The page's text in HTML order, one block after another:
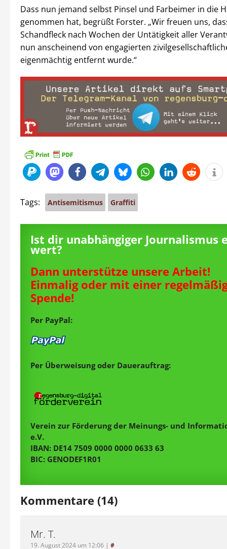
Dass nun jemand selbst Pinsel und Farbeimer in die
genommen hat, begrüßt Forster. „Wir freuen uns,
Schandfleck nach Wochen der Untätigkeit aller
nun anscheinend von engagierten
eigenmächtig entfernt wurde.“
Tags: Antisemitismus Graffiti
Ist dir unabhängiger Journalismus
wert?
Dann unterstütze unsere Arbeit!
Einmalig oder mit einer
Spende!
Per PayPal:
Per Überweisung oder Dauerauftrag:
Verein zur Förderung der Meinungs- und
e.V.
IBAN: DE14 7509 0000 0000 0633 63
BIC: GENODEF1R01
Kommentare (14)
Mr. T.
19. August 2024 um 12:06 | #